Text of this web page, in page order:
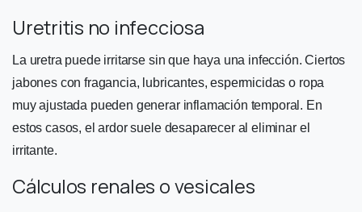
Uretritis no infecciosa
La uretra puede irritarse sin que haya una infección. Ciertos
jabones con fragancia, lubricantes, espermicidas o ropa
muy ajustada pueden generar inflamación temporal. En
estos casos, el ardor suele desaparecer al eliminar el
irritante.
Cálculos renales o vesicales